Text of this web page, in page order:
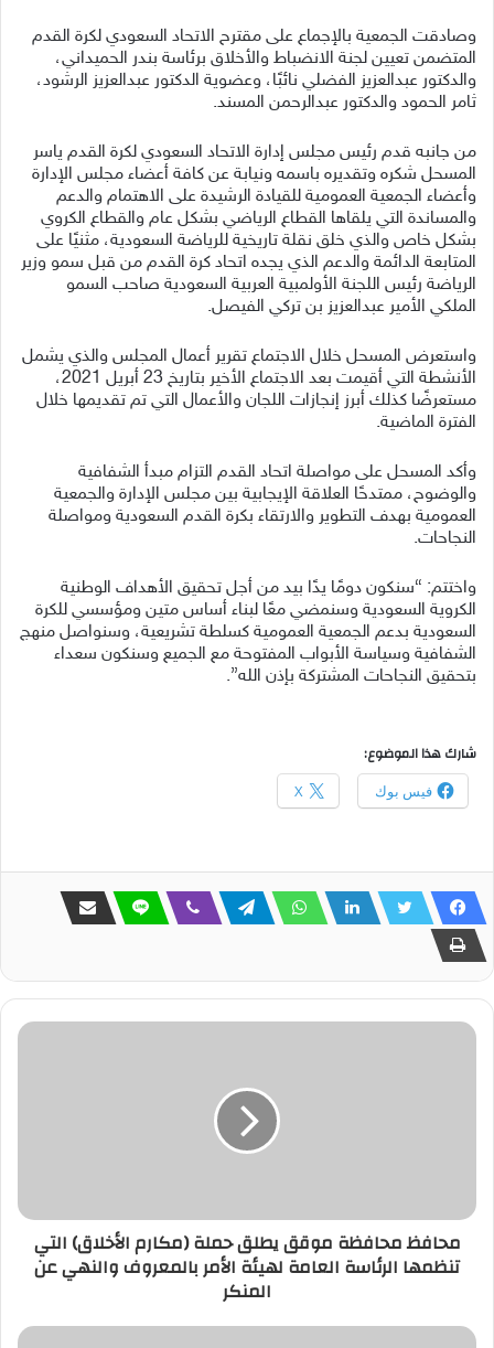
وصادقت الجمعية بالإجماع على مقترح الاتحاد السعودي لكرة القدم
المتضمن تعيين لجنة الانضباط والأخلاق برئاسة بندر الحميداني،
والدكتور عبدالعزيز الفضلي نائبًا، وعضوية الدكتور عبدالعزيز الرشود،
ثامر الحمود والدكتور عبدالرحمن المسند.
من جانبه قدم رئيس مجلس إدارة الاتحاد السعودي لكرة القدم ياسر
المسحل شكره وتقديره باسمه ونيابة عن كافة أعضاء مجلس الإدارة
وأعضاء الجمعية العمومية للقيادة الرشيدة على الاهتمام والدعم
والمساندة التي يلقاها القطاع الرياضي بشكل عام والقطاع الكروي
بشكل خاص والذي خلق نقلة تاريخية للرياضة السعودية، مثنيًا على
المتابعة الدائمة والدعم الذي يجده اتحاد كرة القدم من قبل سمو وزير
الرياضة رئيس اللجنة الأولمبية العربية السعودية صاحب السمو
الملكي الأمير عبدالعزيز بن تركي الفيصل.
واستعرض المسحل خلال الاجتماع تقرير أعمال المجلس والذي يشمل
الأنشطة التي أقيمت بعد الاجتماع الأخير بتاريخ 23 أبريل 2021،
مستعرضًا كذلك أبرز إنجازات اللجان والأعمال التي تم تقديمها خلال
الفترة الماضية.
وأكد المسحل على مواصلة اتحاد القدم التزام مبدأ الشفافية
والوضوح، ممتدحًا العلاقة الإيجابية بين مجلس الإدارة والجمعية
العمومية بهدف التطوير والارتقاء بكرة القدم السعودية ومواصلة
النجاحات.
واختتم: “سنكون دومًا يدًا بيد من أجل تحقيق الأهداف الوطنية
الكروية السعودية وسنمضي معًا لبناء أساس متين ومؤسسي للكرة
السعودية بدعم الجمعية العمومية كسلطة تشريعية، وسنواصل منهج
الشفافية وسياسة الأبواب المفتوحة مع الجميع وسنكون سعداء
بتحقيق النجاحات المشتركة بإذن الله”.
شارك هذا الموضوع:
فيس بوك X
محافظ محافظة موقق يطلق حملة (مكارم الأخلاق) التي
تنظمها الرئاسة العامة لهيئة الأمر بالمعروف والنهي عن
المنكر